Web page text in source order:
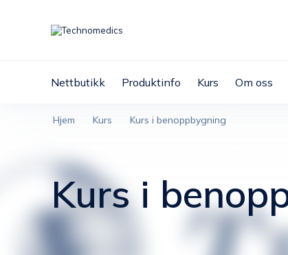
Nettbutikk Produktinfo Kurs Om oss
Hjem Kurs Kurs i benoppbygning
Kurs i